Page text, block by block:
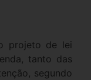
projeto de lei
tanto das
segundo